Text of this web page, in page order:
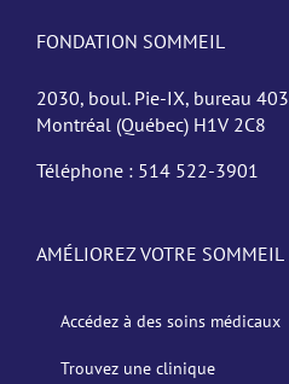
FONDATION SOMMEIL
2030, boul. Pie-IX, bureau 403
Montréal (Québec) H1V 2C8
Téléphone : 514 522-3901
AMÉLIOREZ VOTRE SOMMEIL
Accédez à des soins médicaux
Trouvez une clinique